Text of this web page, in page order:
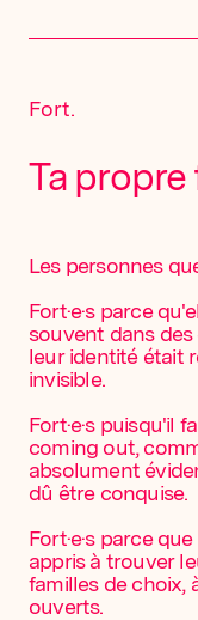
Fort.
Ta propre
Les personnes
Fort·e·s parce
souvent dans
leur identité était
invisible.
Fort·e·s puisqu'il
coming out,
absolument
dû être conquise.
Fort·e·s parce
appris à trouver
familles de choix,
ouverts.